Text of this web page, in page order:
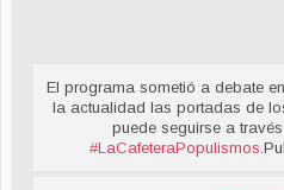
El programa sometió a debate
la actualidad las portadas de
puede seguirse a
#LaCafeteraPopulismos.